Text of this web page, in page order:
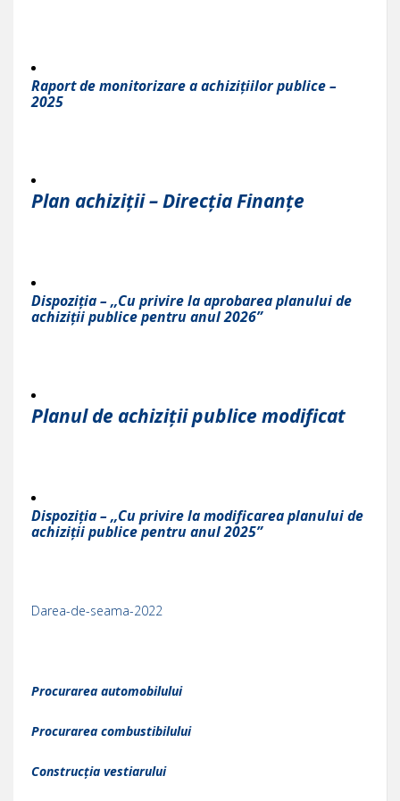
Raport de monitorizare a achizițiilor publice –
2025
Plan achiziții – Direcția Finanțe
Dispoziția – ,,Cu privire la aprobarea planului de
achiziții publice pentru anul 2026”
Planul de achiziții publice modificat
Dispoziția – ,,Cu privire la modificarea planului de
achiziții publice pentru anul 2025”
Darea-de-seama-2022
Procurarea automobilului
Procurarea combustibilului
Construcția vestiarului